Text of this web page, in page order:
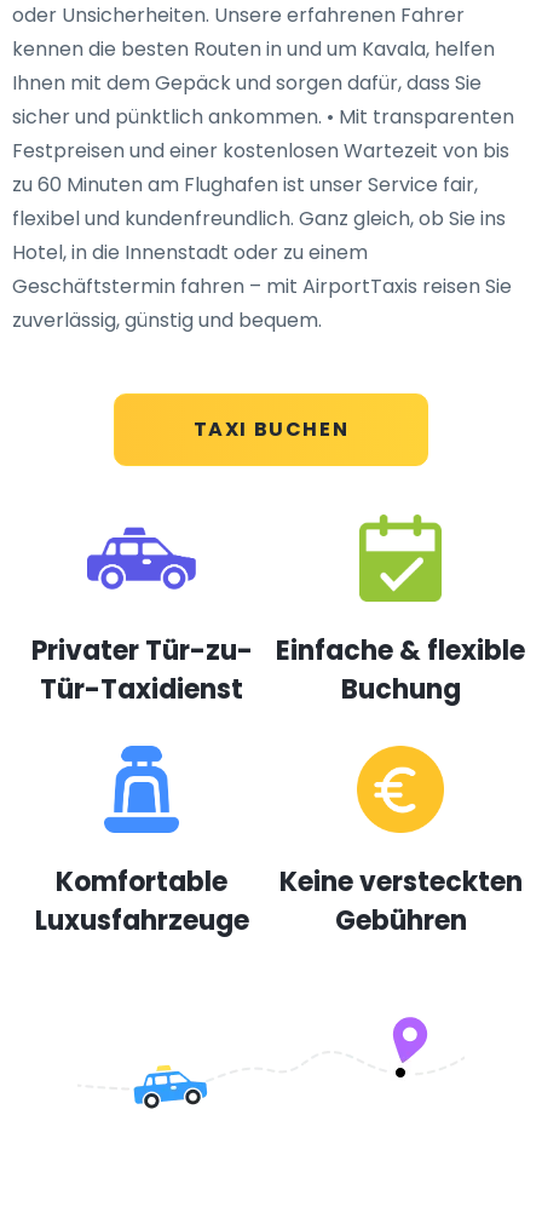
TAXI BUCHEN
oder Unsicherheiten. Unsere erfahrenen Fahrer
kennen die besten Routen in und um Kavala, helfen
Ihnen mit dem Gepäck und sorgen dafür, dass Sie
sicher und pünktlich ankommen. • Mit transparenten
Festpreisen und einer kostenlosen Wartezeit von bis
zu 60 Minuten am Flughafen ist unser Service fair,
flexibel und kundenfreundlich. Ganz gleich, ob Sie ins
Hotel, in die Innenstadt oder zu einem
Geschäftstermin fahren – mit AirportTaxis reisen Sie
zuverlässig, günstig und bequem.
Privater Tür-zu-
Tür-Taxidienst
Einfache & flexible
Buchung
Komfortable
Luxusfahrzeuge
Keine versteckten
Gebühren